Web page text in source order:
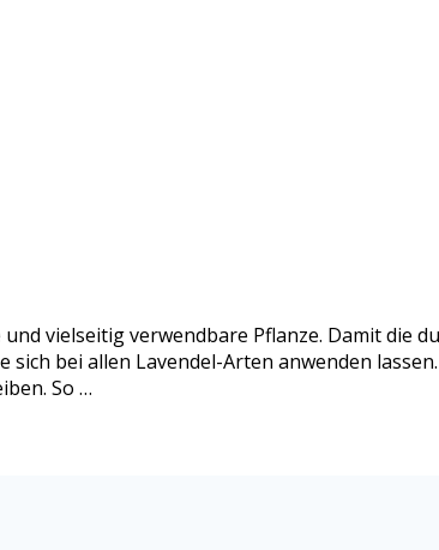
vielseitig verwendbare Pflanze. Damit die
bei allen Lavendel-Arten anwenden
So …